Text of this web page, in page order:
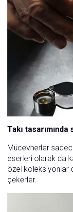
Takı tasarımında
Mücevherler
eserleri olarak da
özel koleksiyonlar
çekerler.